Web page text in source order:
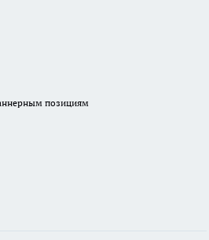
позициям